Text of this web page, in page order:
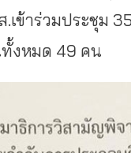
.เข้าร่วมประชุม
งหมด 49 คน